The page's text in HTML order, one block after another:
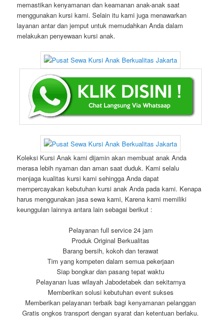
memastikan kenyamanan dan keamanan anak-anak saat
menggunakan kursi kami. Selain itu kami juga menawarkan
layanan antar dan jemput untuk memudahkan Anda dalam
melakukan penyewaan kursi anak.
Koleksi Kursi Anak kami dijamin akan membuat anak Anda
merasa lebih nyaman dan aman saat duduk. Kami selalu
menjaga kualitas kursi kami sehingga Anda dapat
mempercayakan kebutuhan kursi anak Anda pada kami. Kenapa
harus menggunakan jasa sewa kami, Karena kami memiliki
keunggulan lainnya antara lain sebagai berikut :
Pelayanan full service 24 jam
Produk Original Berkualitas
Barang bersih, kokoh dan terawat
Tim yang kompeten dalam semua pekerjaan
Siap bongkar dan pasang tepat waktu
Pelayanan luas wilayah Jabodetabek dan sekitarnya
Memberikan solusi kebutuhan event sukses
Memberikan pelayanan terbaik bagi kenyamanan pelanggan
Gratis ongkos transport dengan syarat dan ketentuan berlaku.